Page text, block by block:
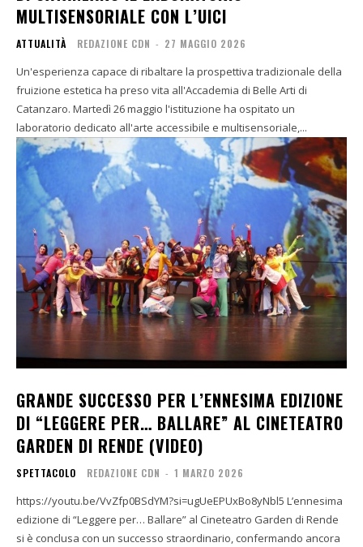
MULTISENSORIALE CON L’UICI
ATTUALITÀ REDAZIONE CDN - 27 MAGGIO 2026
Un'esperienza capace di ribaltare la prospettiva tradizionale della
fruizione estetica ha preso vita all'Accademia di Belle Arti di
Catanzaro. Martedì 26 maggio l'istituzione ha ospitato un
laboratorio dedicato all'arte accessibile e multisensoriale,...
GRANDE SUCCESSO PER L’ENNESIMA EDIZIONE
DI “LEGGERE PER… BALLARE” AL CINETEATRO
GARDEN DI RENDE (VIDEO)
SPETTACOLO REDAZIONE CDN - 1 MARZO 2026
https://youtu.be/VvZfp0BSdYM?si=ugUeEPUxBo8yNbl5 L’ennesima
edizione di “Leggere per… Ballare” al Cineteatro Garden di Rende
si è conclusa con un successo straordinario, confermando ancora